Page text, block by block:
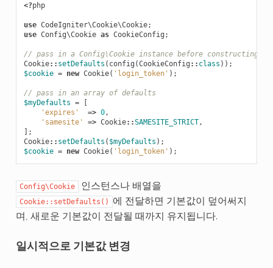
<?php
use CodeIgniter\Cookie\Cookie;
use Config\Cookie as CookieConfig ;
// pass in a Config\Cookie instance before constructing a
Cookie:: setDefaults ( config (CookieConfig :: class ));
$cookie = new Cookie( 'login_token' );
// pass in an array of defaults
$myDefaults =
[
'expires'
=> 0,
'samesite'
=> Cookie::SAMESITE_STRICT,
];
Cookie:: setDefaults ( $myDefaults );
$cookie = new Cookie( 'login_token' );
Config\Cookie 인스턴스나 배열을
Cookie::setDefaults()
에 전달하면 기본값이 덮어써지
며, 새로운 기본값이 전달될 때까지 유지됩니다.
일시적으로 기본값 변경